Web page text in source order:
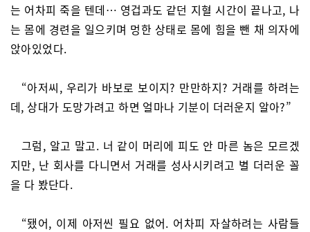
는 어차피 죽을 텐데… 영겁과도 같던 지혈 시간이 끝나고, 나
는 몸에 경련을 일으키며 멍한 상태로 몸에 힘을 뺀 채 의자에
앉아있었다.
“아저씨, 우리가 바보로 보이지? 만만하지? 거래를 하려는
데, 상대가 도망가려고 하면 얼마나 기분이 더러운지 알아?”
그럼, 알고 말고. 너 같이 머리에 피도 안 마른 놈은 모르겠
지만, 난 회사를 다니면서 거래를 성사시키려고 별 더러운 꼴
을 다 봤단다.
“됐어, 이제 아저씬 필요 없어. 어차피 자살하려는 사람들